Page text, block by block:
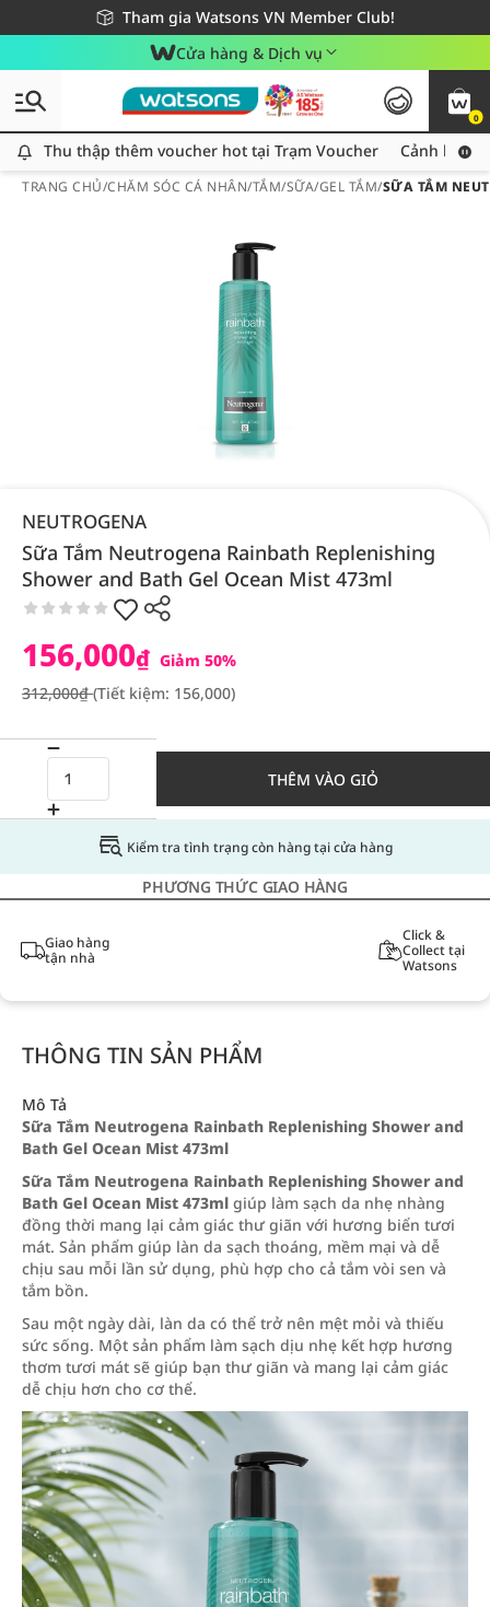
Tham gia Watsons VN Member Club!
Miễn phí giao hàng cho đơn hàng từ 249,000Đ
Giao hàng nhanh 24h - Áp dụng khu vực TP. Hồ Chí Minh
Cửa hàng & Dịch vụ
0
Thu thập thêm voucher hot tại Trạm Voucher
Thu thập thêm voucher hot tại Trạm Voucher Cảnh báo
TRANG CHỦ/CHĂM SÓC CÁ NHÂN/TẮM/SỮA/GEL TẮM/SỮA TẮM
NEUTROGENA
Sữa Tắm Neutrogena Rainbath Replenishing
Shower and Bath Gel Ocean Mist 473ml
156,000₫ Giảm 50%
312,000₫(Tiết kiệm: 156,000)
THÊM VÀO GIỎ
Kiểm tra tình trạng còn hàng tại cửa hàng
PHƯƠNG THỨC GIAO HÀNG
Giao hàng
tận nhà
Click &
Collect tại
Watsons
THÔNG TIN SẢN PHẨM
Mô Tả
Sữa Tắm Neutrogena Rainbath Replenishing Shower and
Bath Gel Ocean Mist 473ml
Sữa Tắm Neutrogena Rainbath Replenishing Shower and
Bath Gel Ocean Mist 473ml giúp làm sạch da nhẹ nhàng
đồng thời mang lại cảm giác thư giãn với hương biển tươi
mát. Sản phẩm giúp làn da sạch thoáng, mềm mại và dễ
chịu sau mỗi lần sử dụng, phù hợp cho cả tắm vòi sen và
tắm bồn.
Sau một ngày dài, làn da có thể trở nên mệt mỏi và thiếu
sức sống. Một sản phẩm làm sạch dịu nhẹ kết hợp hương
thơm tươi mát sẽ giúp bạn thư giãn và mang lại cảm giác
dễ chịu hơn cho cơ thể.